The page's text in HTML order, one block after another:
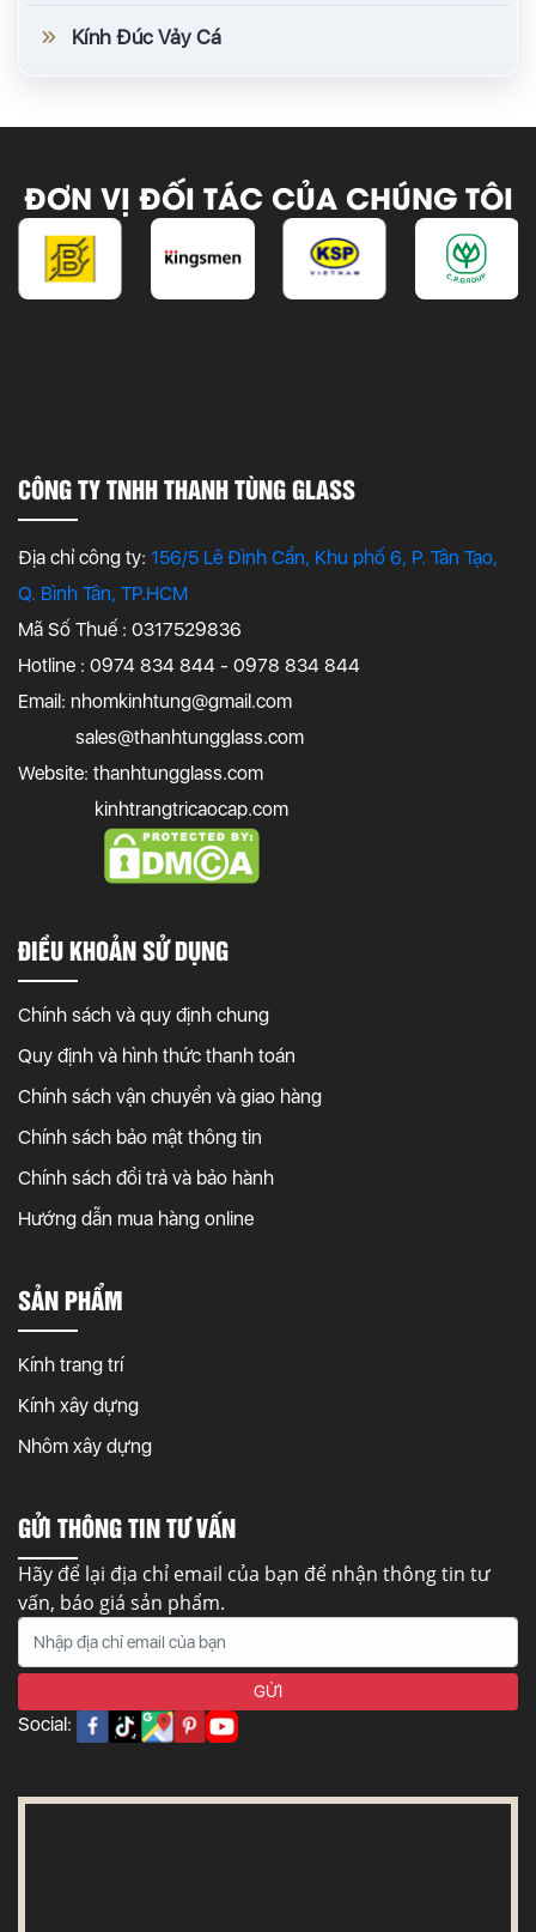
Kính Đúc Vảy Cá
ĐƠN VỊ ĐỐI TÁC CỦA CHÚNG TÔI
CÔNG TY TNHH THANH TÙNG GLASS
Địa chỉ công ty: 156/5 Lê Đình Cẩn, Khu phố 6, P. Tân Tạo,
Q. Bình Tân, TP.HCM
Mã Số Thuế : 0317529836
Hotline : 0974 834 844 - 0978 834 844
Email: nhomkinhtung@gmail.com
sales@thanhtungglass.com
Website: thanhtungglass.com
kinhtrangtricaocap.com
ĐIỀU KHOẢN SỬ DỤNG
Chính sách và quy định chung
Quy định và hình thức thanh toán
Chính sách vận chuyển và giao hàng
Chính sách bảo mật thông tin
Chính sách đổi trả và bảo hành
Hướng dẫn mua hàng online
SẢN PHẨM
Kính trang trí
Kính xây dựng
Nhôm xây dựng
GỬI THÔNG TIN TƯ VẤN
Hãy để lại địa chỉ email của bạn để nhận thông tin tư
vấn, báo giá sản phẩm.
Social: